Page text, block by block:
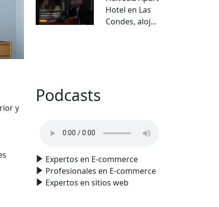
y
Hotel en Las
Condes, aloj...
Podcasts
Expertos en E-commerce
Profesionales en E-commerce
Expertos en sitios web